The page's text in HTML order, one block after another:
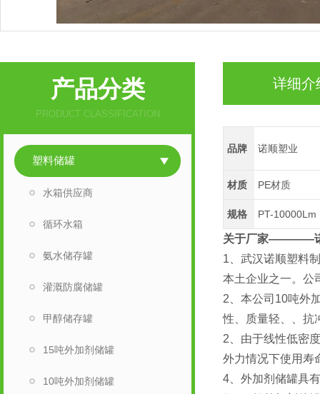
产品分类
PRODUCT CLASSIFICATION
塑料储罐
水箱供应商
循环水箱
氨水储存罐
灌溉防腐储罐
甲醇储存罐
15吨外加剂储罐
10吨外加剂储罐
详细介
品牌 诺顺塑业
材质 PE材质
规格 PT-10000Lm
关于厂家————
1、武汉诺顺塑料
本土企业之一。公
2、本公司10吨外
性、质量轻、、抗
2、由于线性低密
外力情况下使用寿
4、外加剂储罐具